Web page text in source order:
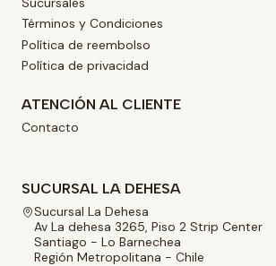
Términos y Condiciones
Política de reembolso
Política de privacidad
ATENCIÓN AL CLIENTE
Contacto
SUCURSAL LA DEHESA
Sucursal La Dehesa
Av La dehesa 3265, Piso 2 Strip Center
Santiago - Lo Barnechea
Región Metropolitana - Chile